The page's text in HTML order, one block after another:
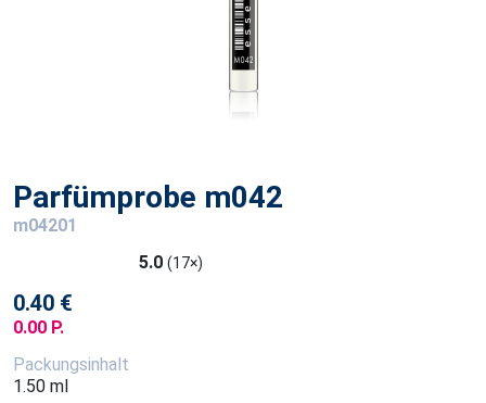
Parfümprobe m042
m04201
5.0 (17×)
0.40 €
0.00 P.
Packungsinhalt
1.50 ml